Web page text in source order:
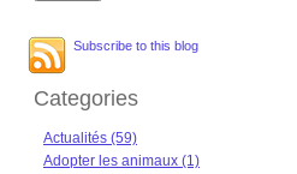
Subscribe to this blog
Categories
Actualités (59)
Adopter les animaux (1)